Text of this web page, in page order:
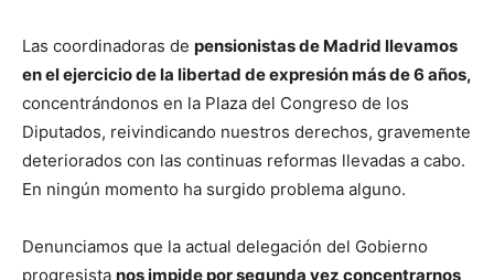
Las coordinadoras de pensionistas de Madrid llevamos
en el ejercicio de la libertad de expresión más de 6 años,
concentrándonos en la Plaza del Congreso de los
Diputados, reivindicando nuestros derechos, gravemente
deteriorados con las continuas reformas llevadas a cabo.
En ningún momento ha surgido problema alguno.
Denunciamos que la actual delegación del Gobierno
progresista nos impide por segunda vez concentrarnos